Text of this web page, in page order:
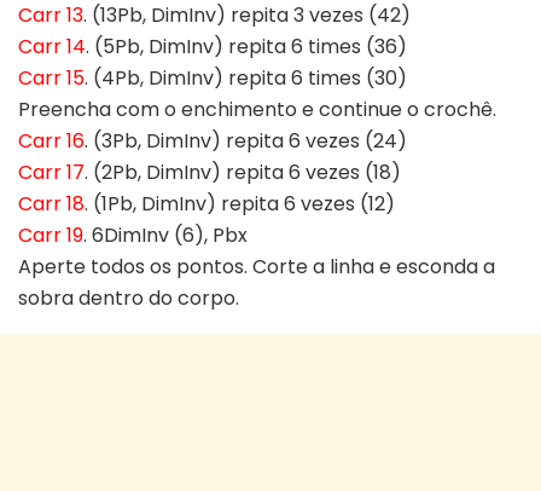
Carr 13. (13Pb, DimInv) repita 3 vezes (42)
Carr 14. (5Pb, DimInv) repita 6 times (36)
Carr 15. (4Pb, DimInv) repita 6 times (30)
Preencha com o enchimento e continue o crochê.
Carr 16. (3Pb, DimInv) repita 6 vezes (24)
Carr 17. (2Pb, DimInv) repita 6 vezes (18)
Carr 18. (1Pb, DimInv) repita 6 vezes (12)
Carr 19. 6DimInv (6), Pbx
Aperte todos os pontos. Corte a linha e esconda a
sobra dentro do corpo.